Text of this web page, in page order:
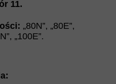
11.
„80N”, „80E”,
”, „100E”.